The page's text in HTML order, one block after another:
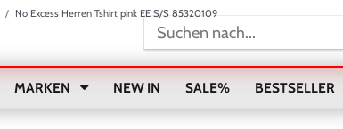
No Excess Herren Tshirt pink EE S/S 85320109
MARKEN NEW IN SALE% BESTSELLER